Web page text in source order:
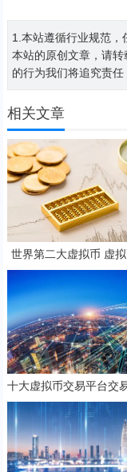
1.本站遵循行业规范，
本站的原创文章，请
的行为我们将追究责任
相关文章
世界第二大虚拟币 虚
二
十大虚拟币交易平台交
新 币圈全球10大比特